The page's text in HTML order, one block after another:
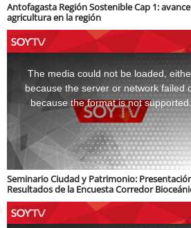
Antofagasta Región Sostenible Cap 1:
agricultura en la región
window.
The media could not be loaded,
because the server or network failed
because the format is not supported.
Seminario Ciudad y Patrimonio:
Resultados de la Encuesta Corredor
logística e infraestructura ferroviaria